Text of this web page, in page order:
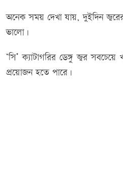
অনেক সময় দেখা যায়, দুইদিন
ভালো।
‘সি’ ক্যাটাগরির ডেঙ্গু জ্বর
প্রয়োজন হতে পারে।